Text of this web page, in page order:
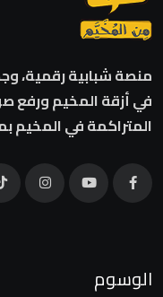
منصة شبابية رقمية،
في أزقة المخيم ورفع
المتراكمة في المخيم
الوسوم